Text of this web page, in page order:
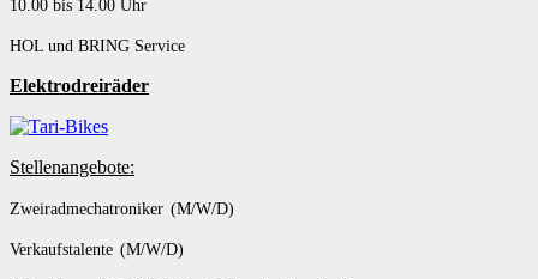
10.00 bis 14.00 Uhr
HOL und BRING Service
Elektrodreiräder
Stellenangebote:
Zweiradmechatroniker (M/W/D)
Verkaufstalente (M/W/D)